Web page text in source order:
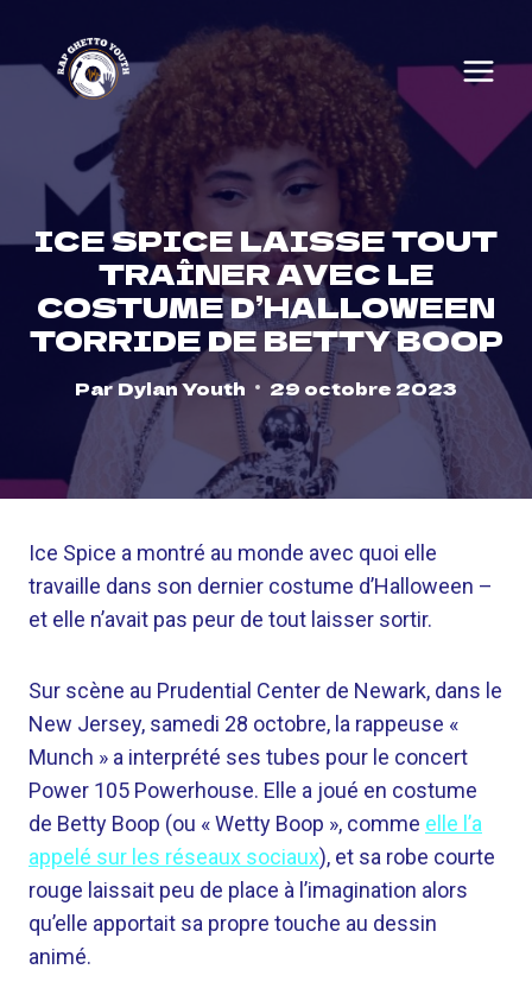
content
ICE SPICE LAISSE TOUT
TRAÎNER AVEC LE
COSTUME D’HALLOWEEN
TORRIDE DE BETTY BOOP
ParDylan Youth 29 octobre 2023
Ice Spice a montré au monde avec quoi elle
travaille dans son dernier costume d’Halloween –
et elle n’avait pas peur de tout laisser sortir.
Sur scène au Prudential Center de Newark, dans le
New Jersey, samedi 28 octobre, la rappeuse «
Munch » a interprété ses tubes pour le concert
Power 105 Powerhouse. Elle a joué en costume
de Betty Boop (ou « Wetty Boop », comme elle l’a
appelé sur les réseaux sociaux), et sa robe courte
rouge laissait peu de place à l’imagination alors
qu’elle apportait sa propre touche au dessin
animé.